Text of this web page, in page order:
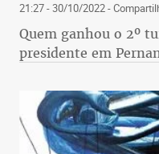
21:27 - 30/10/2022-
Quem ganhou o 2º
presidente em